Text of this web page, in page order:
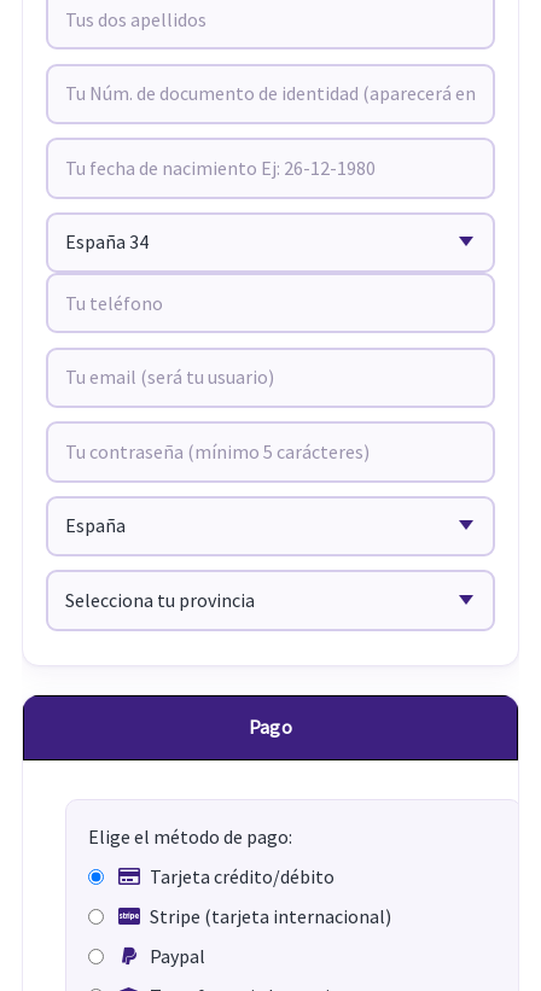
Pago
Elige el método de pago:
Tarjeta crédito/débito
Stripe (tarjeta internacional)
Paypal